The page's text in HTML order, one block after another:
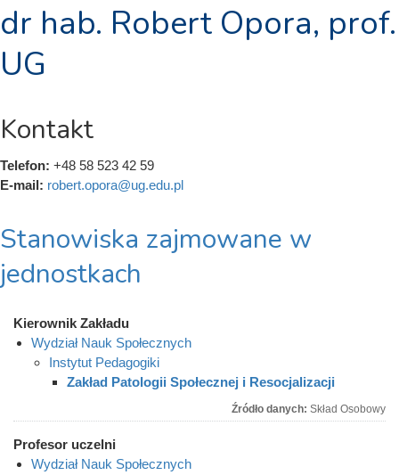
dr hab. Robert Opora, prof.
UG
Kontakt
Telefon: +48 58 523 42 59
E-mail: robert.opora@ug.edu.pl
Stanowiska zajmowane w
jednostkach
Kierownik Zakładu
Wydział Nauk Społecznych
Instytut Pedagogiki
Zakład Patologii Społecznej i Resocjalizacji
Źródło danych: Skład Osobowy
Profesor uczelni
Wydział Nauk Społecznych